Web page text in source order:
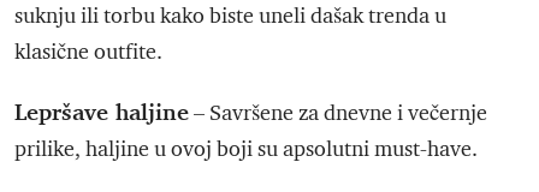
suknju ili torbu kako biste uneli dašak trenda u
klasične outfite.
Lepršave haljine– Savršene za dnevne i večernje
prilike, haljine u ovoj boji su apsolutni must-have.